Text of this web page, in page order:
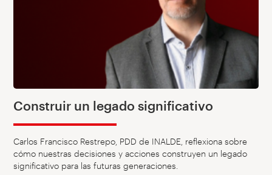
Construir un legado significativo
Carlos Francisco Restrepo, PDD de INALDE, reflexiona sobre
cómo nuestras decisiones y acciones construyen un legado
significativo para las futuras generaciones.